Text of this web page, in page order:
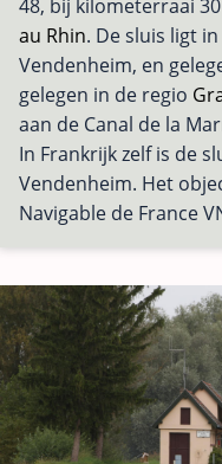
48, bij kilometerraai
au Rhin. De sluis ligt
Vendenheim, en
gelegen in de regio
aan de Canal de la
In Frankrijk zelf is de
Vendenheim. Het
Navigable de France